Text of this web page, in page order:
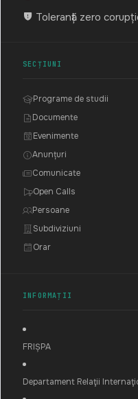
Toleranță zero
SECȚIUNI
Programe de studii
Documente
Evenimente
Anunțuri
Comunicate
Open Calls
Persoane
Subdiviziuni
Orar
INFORMAȚII
FRIȘPA
Departament Relaţii